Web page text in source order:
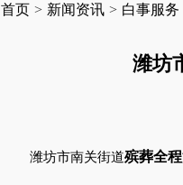
首页 > 新闻资讯 > 白事服务
潍坊
潍坊市南关街道殡葬全